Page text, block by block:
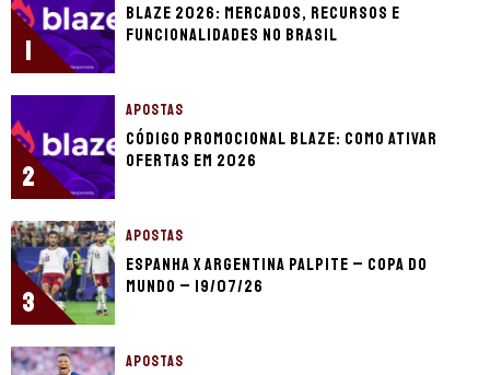
1
Blaze 2026: mercados, recursos e
funcionalidades no Brasil
2
APOSTAS
Código promocional Blaze: como ativar
ofertas em 2026
3
APOSTAS
Espanha x Argentina palpite – Copa do
Mundo – 19/07/26
APOSTAS